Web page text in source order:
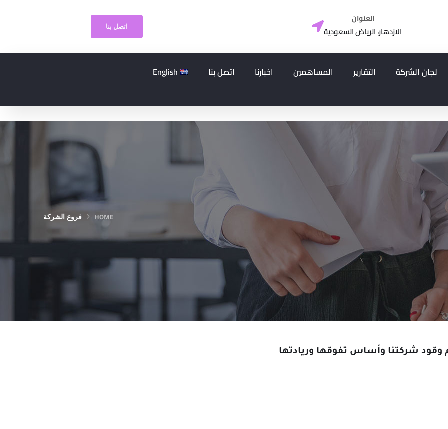
العنوان
الازدهار، الرياض السعودية اتصل بنا
لجان الشركة التقارير المساهمين اخبارنا اتصل بنا English
HOME فروع الشركة
وقود شركتنا وأساس تفوقها وريادتها